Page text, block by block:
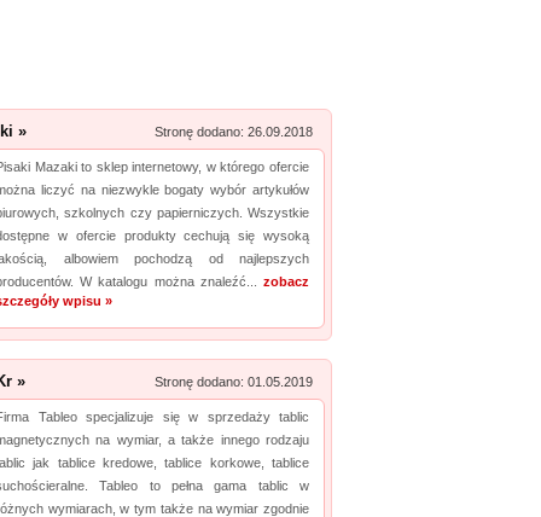
strony w katalogu!
Data dodania: 28.07.2026
Zobacz szczegóły wpisu »
Promuj stronę w okienku!
strony w katalogu!
Data dodania: 02.07.2026
Zobacz szczegóły wpisu »
strony w katalogu!
Data dodania: 22.07.2026
» Stronę dodano: 26.09.2018
Mazaki to sklep internetowy, w którego ofercie
liczyć na niezwykle bogaty wybór artykułów
szkolnych czy papierniczych. Wszystkie
w ofercie produkty cechują się wysoką
albowiem pochodzą od najlepszych
W katalogu można znaleźć... zobacz
wpisu »
» Stronę dodano: 01.05.2019
Tableo specjalizuje się w sprzedaży tablic
na wymiar, a także innego rodzaju
jak tablice kredowe, tablice korkowe, tablice
Tableo to pełna gama tablic w
wymiarach, w tym także na wymiar zgodnie